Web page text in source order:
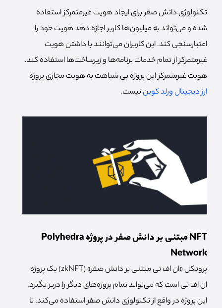
تکنولوژی دانش صفر برای ایجاد هویت غیرمتمرکز استفاده
شده و می‌تواند به میلیون‌ها کاربر اجازه دهد هویت خود را
اعتبارسنجی کند.این کاربران می‌توانند با داشتن هویت
غیرمتمرکز از تمام خدمات برنامه‌ها و زیرساخت‌ها استفاده کند.
هویت غیرمتمرکز این پروژه بی شباهت به هویت مجازی پروژه
ارز دیجیتال ورلد کویننیست.
NFT مبتنی بر دانش صفر در پروژه Polyhedra
Network
پروتکل «ان اف تی مبتنی بر دانش صفر» (zkNFT) یک پروژه
ان اف تی است که می‌تواند تمام پروژه‌های دیگر را دربر بگیرد.
این پروژه در واقع از تکنولوژی دانش صفر استفاده می‌کند، تا